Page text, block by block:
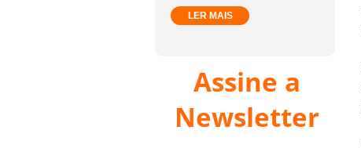
LER MAIS
Assine a
Newsletter